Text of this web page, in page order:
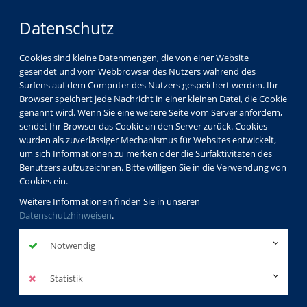
Datenschutz
Cookies sind kleine Datenmengen, die von einer Website
gesendet und vom Webbrowser des Nutzers während des
Surfens auf dem Computer des Nutzers gespeichert werden. Ihr
Browser speichert jede Nachricht in einer kleinen Datei, die Cookie
genannt wird. Wenn Sie eine weitere Seite vom Server anfordern,
sendet Ihr Browser das Cookie an den Server zurück. Cookies
wurden als zuverlässiger Mechanismus für Websites entwickelt,
um sich Informationen zu merken oder die Surfaktivitäten des
Benutzers aufzuzeichnen. Bitte willigen Sie in die Verwendung von
Cookies ein.
Weitere Informationen finden Sie in unseren
Datenschutzhinweisen.
Notwendig
Statistik